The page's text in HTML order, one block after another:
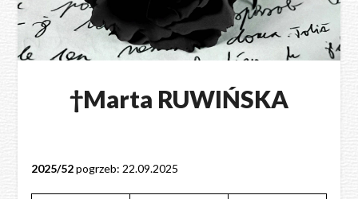
†Marta RUWIŃSKA
2025/52pogrzeb: 22.09.2025